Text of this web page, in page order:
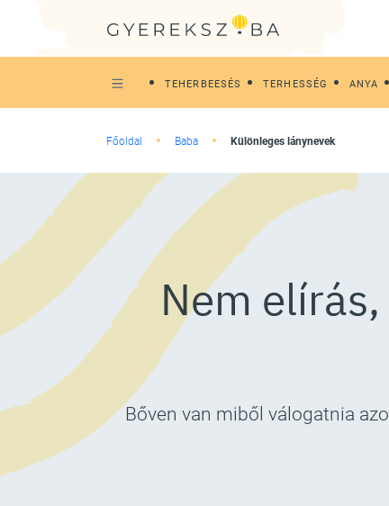
TEHERBEESÉS TERHESSÉG ANYA
Főoldal Baba Különleges lánynevek
Nem
Bőven van miből válogatnia